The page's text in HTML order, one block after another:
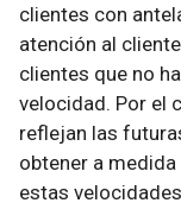
clientes con
atención al
clientes que no
velocidad. Por el
reflejan las
obtener a
estas